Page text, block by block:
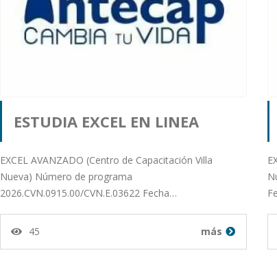
ESTUDIA EXCEL EN LINEA
Publicado por orlando salazar
milian desde Departamento
de Guatemala en 15-01-26
EXCEL AVANZADO (Centro de Capacitación Villa
Nueva) Número de programa
2026.CVN.0915.00/CVN.E.03622 Fecha…
45 más